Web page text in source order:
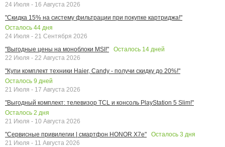
24 Июля - 16 Августа 2026
"Скидка 15% на систему фильтрации при покупке картриджа!"
Осталось 44 дня
24 Июля - 21 Сентября 2026
"Выгодные цены на моноблоки MSI!"
Осталось 14 дней
22 Июля - 22 Августа 2026
"Купи комплект техники Haier, Candy - получи скидку до 20%!"
Осталось 9 дней
21 Июля - 17 Августа 2026
"Выгодный комплект: телевизор TCL и консоль PlayStation 5 Slim!"
Осталось 2 дня
21 Июля - 10 Августа 2026
"Сервисные привилегии | смартфон HONOR X7e"
Осталось 3 дня
21 Июля - 11 Августа 2026